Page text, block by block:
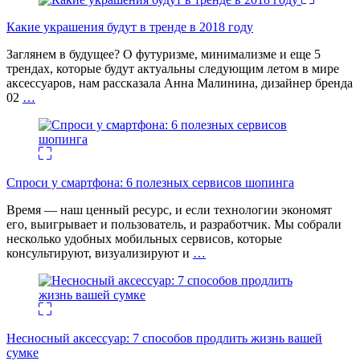
Какие украшения будут в тренде в 2018 году
Заглянем в будущее? О футуризме, минимализме и еще 5
трендах, которые будут актуальны следующим летом в мире
аксессуаров, нам рассказала Анна Малинина, дизайнер бренда
02 …
Спроси у смартфона: 6 полезных cервисов шопинга
Время — наш ценный ресурс, и если технологии экономят
его, выигрывает и пользователь, и разработчик. Мы собрали
несколько удобных мобильных сервисов, которые
консультируют, визуализируют и …
Несносный аксессуар: 7 способов продлить жизнь вашей
сумке